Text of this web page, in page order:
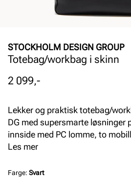
STOCKHOLM DESIGN GROUP
Totebag/workbag i skinn
Pris
2 099,-
Lekker og praktisk totebag/
DG med supersmarte løsninger
innside med PC lomme, to
glidelåslomme på siden.
38 cm B = 12 cm.
Les mer
Farge: Svart